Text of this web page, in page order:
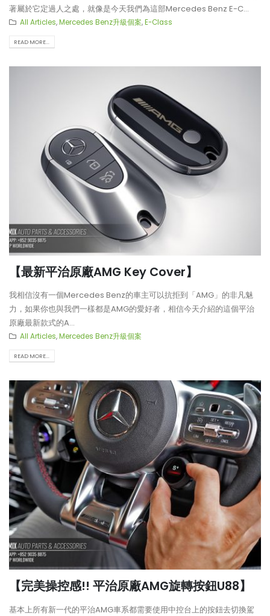
著屬於它定過人之處，就像是今天我們為這部Mercedes Benz E-C...
All Articles,Mercedes Benz升級個案,E-Class
READ MORE...
【最新平治原廠AMG Key Cover】
我相信沒有一個Mercedes Benz的車主可以抗拒到「AMG」的非凡魅
力，如果你也與我們一樣都是AMG的愛好者，相信今天介紹的這個平治
原廠最新款式的A...
All Articles,Mercedes Benz升級個案
READ MORE...
【完美操控感!! 平治原廠AMG旋轉按鈕U88】
基本上所有新一代的平治AMG車系都需要使用中控台上的按鈕去切換駕